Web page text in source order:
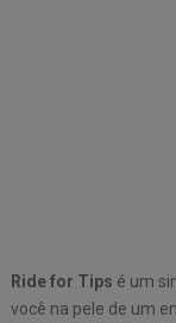
Ride for Tips é um
você na pele de um